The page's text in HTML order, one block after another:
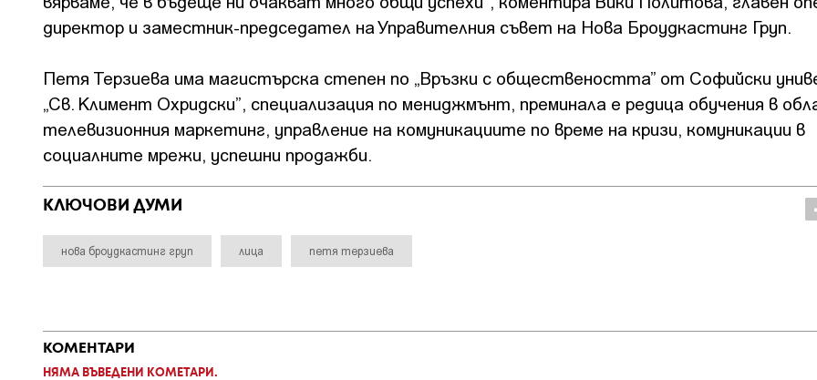
директор и заместник-председател на Управителния съвет на Нова Броудкастинг Груп.
Петя Терзиева има магистърска степен по „Връзки с обществеността” от Софийски
„Св. Климент Охридски”, специализация по мениджмънт, преминала е редица обучения в
телевизионния маркетинг, управление на комуникациите по време на кризи, комуникации в
социалните мрежи, успешни продажби.
КЛЮЧОВИ ДУМИ
нова броудкастинг груп лица петя терзиева
КОМЕНТАРИ
НЯМА ВЪВЕДЕНИ КОМЕТАРИ.